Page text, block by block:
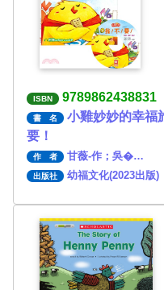
ISBN 9789862438831
書 名
小雞妙妙的幸福
要！
作 者 甘薇-作；吳�…
出版社 幼福文化(2023出版)